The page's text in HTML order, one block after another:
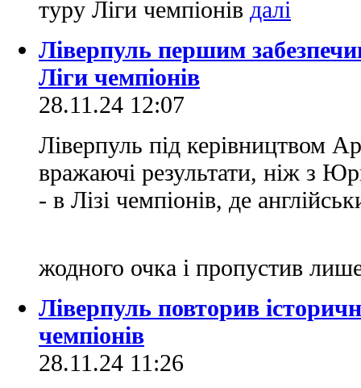
туру Ліги чемпіонів
Ліверпуль першим
Ліги чемпіонів
28.11.24 12:07
Ліверпуль під керівництвом
вражаючі результати, ніж з
- в Лізі чемпіонів, де
жодного очка і пропустив
Ліверпуль повторив
чемпіонів
28.11.24 11:26